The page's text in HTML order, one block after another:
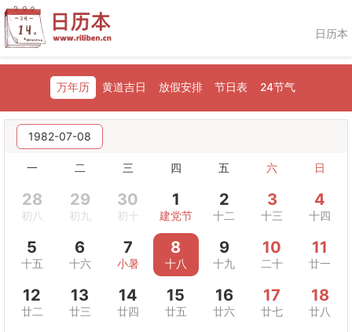
日历本
万年历 黄道吉日 放假安排 节日表 24节气
1982-07-08
一 二 三 四 五 六 日
28
初八
29
初九
30
初十
1
建党节
2
十二
3
十三
4
十四
5
十五
6
十六
7
小暑
8
十八
9
十九
10
二十
11
廿一
12
廿二
13
廿三
14
廿四
15
廿五
16
廿六
17
廿七
18
廿八